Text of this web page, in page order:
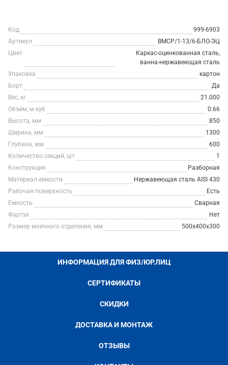
Код
999-6903
Артикул
ВМСР/1-13/6-БЛО-ЭЦ
Цвет
Каркас-оцинкованная сталь,
ванна-нержавеющая сталь
Упаковка
картон
Борт
Да
Вес, кг
21.000
Объем, м.куб
0.66
Высота, мм
850
Ширина, мм
1300
Глубина, мм
600
Количество секций, шт
1
Конструкция
Разборная
Материал емкости
Нержавеющая сталь AISI 430
Рабочая поверхность
Есть
Емкость
Сварная
Фартук
Нет
Размер моечного отделения, мм
500x400x300
ИНФОРМАЦИЯ ДЛЯ ФИЗ/ЮР.ЛИЦ
СЕРТИФИКАТЫ
СКИДКИ
ДОСТАВКА И МОНТАЖ
ОТЗЫВЫ